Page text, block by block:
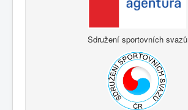
Sdružení sportovních svazů